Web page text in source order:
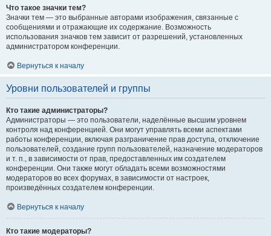
Что такое значки тем?
Значки тем — это выбранные авторами изображения, связанные с
сообщениями и отражающие их содержание. Возможность
использования значков тем зависит от разрешений, установленных
администратором конференции.
Вернуться к началу
Уровни пользователей и группы
Кто такие администраторы?
Администраторы — это пользователи, наделённые высшим уровнем
контроля над конференцией. Они могут управлять всеми аспектами
работы конференции, включая разграничение прав доступа, отключение
пользователей, создание групп пользователей, назначение модераторов
и т. п., в зависимости от прав, предоставленных им создателем
конференции. Они также могут обладать всеми возможностями
модераторов во всех форумах, в зависимости от настроек,
произведённых создателем конференции.
Вернуться к началу
Кто такие модераторы?